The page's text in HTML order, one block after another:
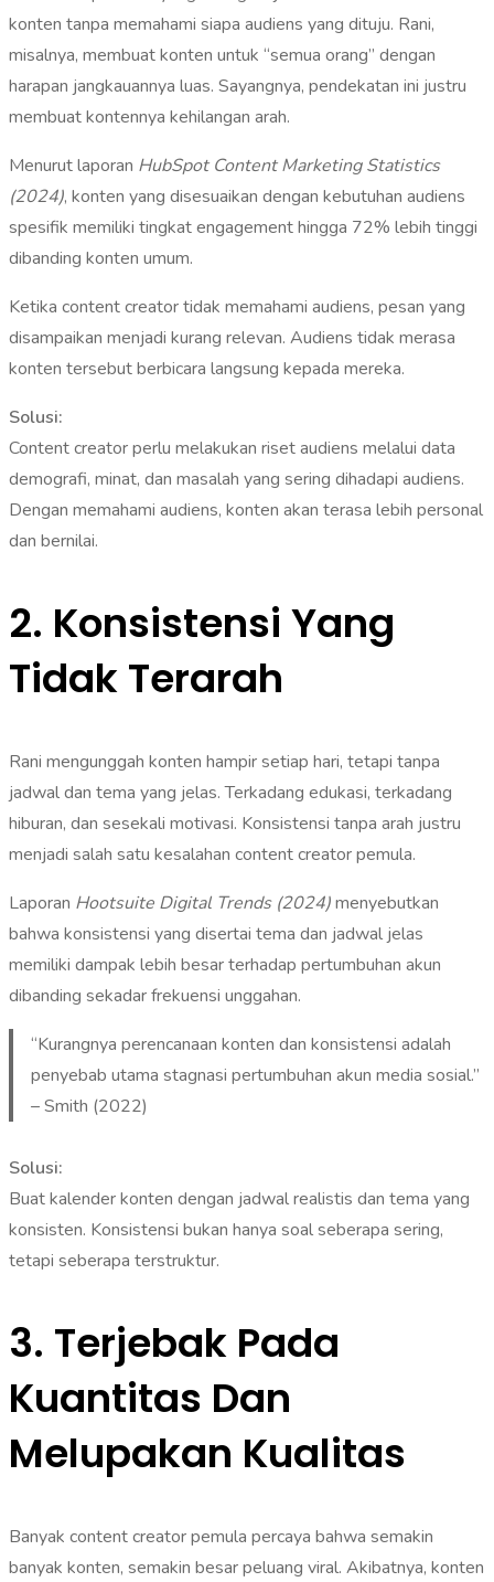
konten tanpa memahami siapa audiens yang dituju. Rani,
misalnya, membuat konten untuk “semua orang” dengan
harapan jangkauannya luas. Sayangnya, pendekatan ini justru
membuat kontennya kehilangan arah.
Menurut laporan HubSpot Content Marketing Statistics
(2024), konten yang disesuaikan dengan kebutuhan audiens
spesifik memiliki tingkat engagement hingga 72% lebih tinggi
dibanding konten umum.
Ketika content creator tidak memahami audiens, pesan yang
disampaikan menjadi kurang relevan. Audiens tidak merasa
konten tersebut berbicara langsung kepada mereka.
Solusi:
Content creator perlu melakukan riset audiens melalui data
demografi, minat, dan masalah yang sering dihadapi audiens.
Dengan memahami audiens, konten akan terasa lebih personal
dan bernilai.
2. Konsistensi Yang
Tidak Terarah
Rani mengunggah konten hampir setiap hari, tetapi tanpa
jadwal dan tema yang jelas. Terkadang edukasi, terkadang
hiburan, dan sesekali motivasi. Konsistensi tanpa arah justru
menjadi salah satu kesalahan content creator pemula.
Laporan Hootsuite Digital Trends (2024)menyebutkan
bahwa konsistensi yang disertai tema dan jadwal jelas
memiliki dampak lebih besar terhadap pertumbuhan akun
dibanding sekadar frekuensi unggahan.
“Kurangnya perencanaan konten dan konsistensi adalah
penyebab utama stagnasi pertumbuhan akun media sosial.”
– Smith (2022)
Solusi:
Buat kalender konten dengan jadwal realistis dan tema yang
konsisten. Konsistensi bukan hanya soal seberapa sering,
tetapi seberapa terstruktur.
3. Terjebak Pada
Kuantitas Dan
Melupakan Kualitas
Banyak content creator pemula percaya bahwa semakin
banyak konten, semakin besar peluang viral. Akibatnya, konten